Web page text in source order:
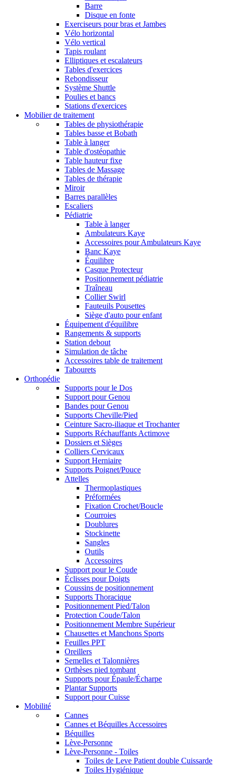
Barre
Disque en fonte
Exerciseurs pour bras et Jambes
Vélo horizontal
Vélo vertical
Tapis roulant
Elliptiques et escalateurs
Tables d'exercices
Rebondisseur
Système Shuttle
Poulies et bancs
Stations d'exercices
Mobilier de traitement
Tables de physiothérapie
Tables basse et Bobath
Table à langer
Table d'ostéopathie
Table hauteur fixe
Tables de Massage
Tables de thérapie
Miroir
Barres parallèles
Escaliers
Pédiatrie
Table à langer
Ambulateurs Kaye
Accessoires pour Ambulateurs Kaye
Banc Kaye
Équilibre
Casque Protecteur
Positionnement pédiatrie
Traîneau
Collier Swirl
Fauteuils Pousettes
Siège d'auto pour enfant
Équipement d'équilibre
Rangements & supports
Station debout
Simulation de tâche
Accessoires table de traitement
Tabourets
Orthopédie
Supports pour le Dos
Support pour Genou
Bandes pour Genou
Supports Cheville/Pied
Ceinture Sacro-iliaque et Trochanter
Supports Réchauffants Actimove
Dossiers et Sièges
Colliers Cervicaux
Support Herniaire
Supports Poignet/Pouce
Attelles
Thermoplastiques
Préformées
Fixation Crochet/Boucle
Courroies
Doublures
Stockinette
Sangles
Outils
Accessoires
Support pour le Coude
Éclisses pour Doigts
Coussins de positionnement
Supports Thoracique
Positionnement Pied/Talon
Protection Coude/Talon
Positionnement Membre Supérieur
Chausettes et Manchons Sports
Feuilles PPT
Oreillers
Semelles et Talonnières
Orthèses pied tombant
Supports pour Épaule/Écharpe
Plantar Supports
Support pour Cuisse
Mobilité
Cannes
Cannes et Béquilles Accessoires
Béquilles
Lève-Personne
Lève-Personne - Toiles
Toiles de Leve Patient double Cuissarde
Toiles Hygiénique